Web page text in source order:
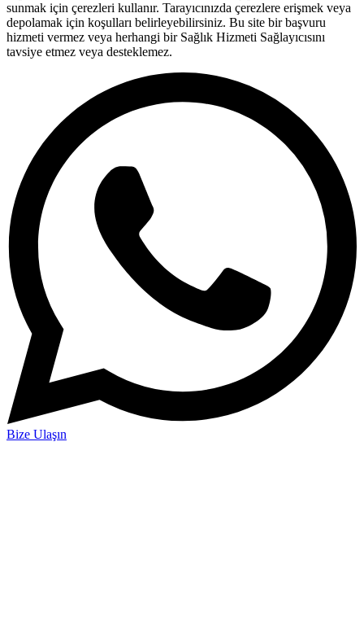
sunmak için çerezleri kullanır. Tarayıcınızda çerezlere erişmek veya
depolamak için koşulları belirleyebilirsiniz. Bu site bir başvuru
hizmeti vermez veya herhangi bir Sağlık Hizmeti Sağlayıcısını
tavsiye etmez veya desteklemez.
Bize Ulaşın